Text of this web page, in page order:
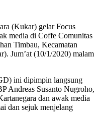
(Kukar) gelar Focus
media di Coffe Comunitas
Timbau, Kecamatan
Jum’at (10/1/2020) malam
ini dipimpin langsung
Andreas Susanto Nugroho,
dan awak media
dan sejuk menjelang